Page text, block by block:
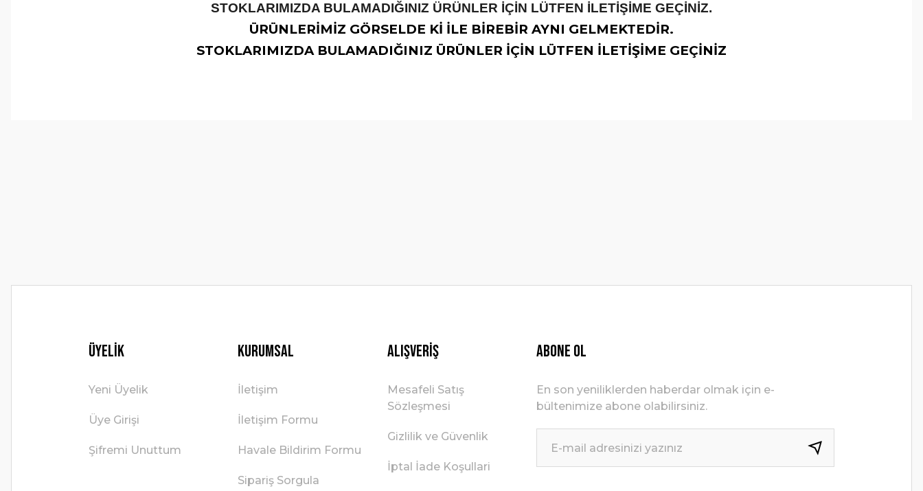
STOKLARIMIZDA BULAMADIĞINIZ ÜRÜNLER İÇİN LÜTFEN İLETİŞİME GEÇİNİZ.
ÜRÜNLERİMİZ GÖRSELDE Kİ İLE BİREBİR AYNI GELMEKTEDİR.
STOKLARIMIZDA BULAMADIĞINIZ ÜRÜNLER İÇİN LÜTFEN İLETİŞİME GEÇİNİZ
Üyelik
Yeni Üyelik
Üye Girişi
Şifremi Unuttum
Kurumsal
İletişim
İletişim Formu
Havale Bildirim Formu
Sipariş Sorgula
Alışveriş
Mesafeli Satış
Sözleşmesi
Gizlilik ve Güvenlik
İptal İade Koşullari
ABONE OL
En son yeniliklerden haberdar olmak için e-
bültenimize abone olabilirsiniz.